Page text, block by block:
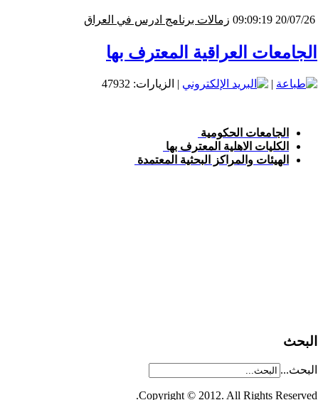
28/06/26 11:00:30 جامعة ديالى - برنامج ادرس في العراق
الجامعات العراقية المعترف بها
| | الزيارات: 47932
الجامعات الحكومية
الكليات الاهلية المعترف بها
الهيئات والمراكز البحثية المعتمدة
البحث
البحث...
Copyright © 2012. All Rights Reserved.